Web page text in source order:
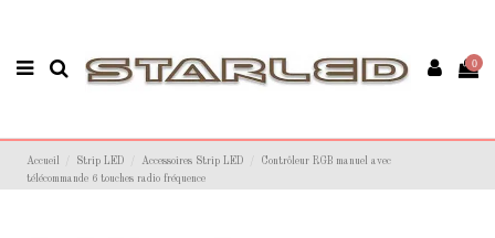
0
Accueil Strip LED Accessoires Strip LED
Contrôleur RGB manuel avec
télécommande 6 touches radio fréquence